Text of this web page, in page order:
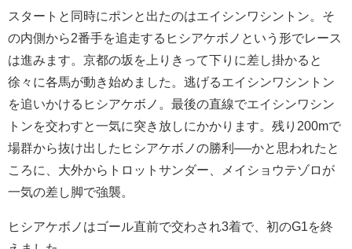
スタートと同時にポンと出たのはエイシンワシントン。そ
の内側から2番手を追走するヒシアケボノという形でレース
は進みます。京都の坂を上りきって下りに差し掛かると
徐々に各馬が動き始めました。逃げるエイシンワシントン
を追いかけるヒシアケボノ。最後の直線でエイシンワシン
トンを交わすと一気に突き放しにかかります。残り200mで
場群から抜け出したヒシアケボノの勝利──かと思われたと
ころに、大外からトロットサンダー、メイショウテゾロが
一気の差し脚で強襲。
ヒシアケボノはゴール直前で交わされ3着で、初のG1を終